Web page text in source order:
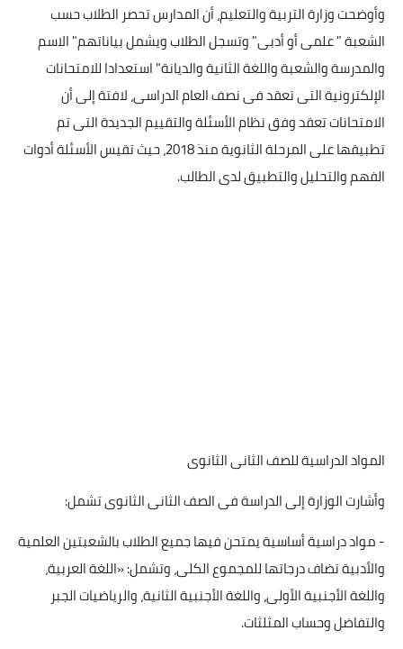
وأوضحت وزارة التربية والتعليم، أن المدارس تحصر الطلاب حسب
الشعبة " علمى أو أدبى" وتسجل الطلاب ويشمل بياناتهم" الاسم
والمدرسة والشعبة واللغة الثانية والديانة" استعدادا للامتحانات
الإلكترونية التى تعقد فى نصف العام الدراسى، لافتة إلى أن
الامتحانات تعقد وفق نظام الأسئلة والتقييم الجديدة التى تم
تطبيقها على المرحلة الثانوية منذ 2018، حيث تقيس الأسئلة أدوات
الفهم والتحليل والتطبيق لدى الطالب.
المواد الدراسية للصف الثانى الثانوى
وأشارت الوزارة إلى الدراسة فى الصف الثانى الثانوى تشمل:
- مواد دراسية أساسية يمتحن فيها جميع الطلاب بالشعبتين العلمية
والأدبية تضاف درجاتها للمجموع الكلى، وتشمل: «اللغة العربية،
واللغة الأجنبية الأولى، واللغة الأجنبية الثانية، والرياضيات الجبر
والتفاضل وحساب المثلثات.